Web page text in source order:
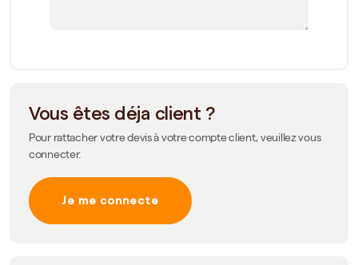
Vous êtes déja client ?
Pour rattacher votre devis à votre compte client, veuillez vous
connecter.
Je me connecte